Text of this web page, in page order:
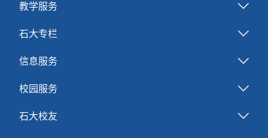
教学服务
石大专栏
信息服务
校园服务
石大校友